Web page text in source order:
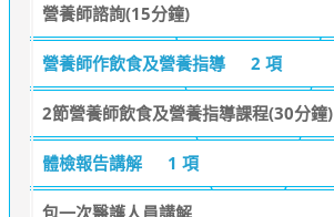
營養師諮詢(15分鐘)
營養師作飲食及營養指導 2 項
2節營養師飲食及營養指導課程(30分鐘)
體檢報告講解 1 項
包一次醫護人員講解